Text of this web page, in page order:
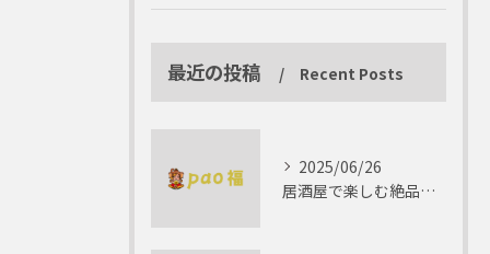
最近の投稿 Recent Posts
2025/06/26
居酒屋で楽しむ絶品テリーヌの世界